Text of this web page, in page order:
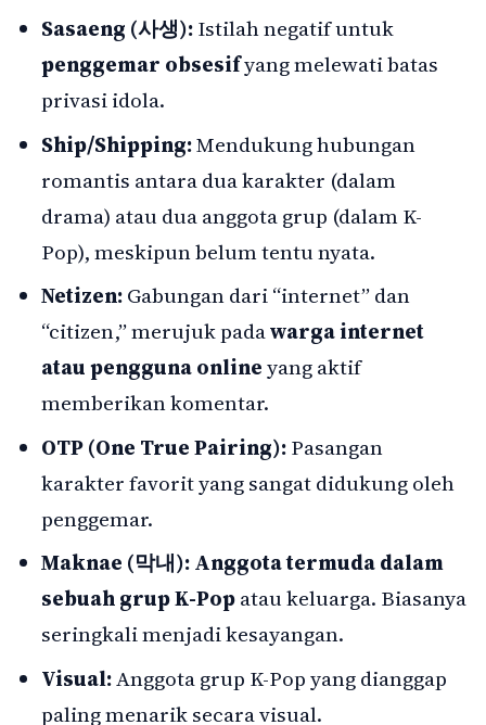
Sasaeng (사생):Istilah negatif untuk
penggemar obsesifyang melewati batas
privasi idola.
Ship/Shipping:Mendukung hubungan
romantis antara dua karakter (dalam
drama) atau dua anggota grup (dalam K-
Pop), meskipun belum tentu nyata.
Netizen:Gabungan dari “internet” dan
“citizen,” merujuk padawarga internet
atau pengguna onlineyang aktif
memberikan komentar.
OTP (One True Pairing):Pasangan
karakter favorit yang sangat didukung oleh
penggemar.
Maknae (막내):Anggota termuda dalam
sebuah grup K-Popatau keluarga. Biasanya
seringkali menjadi kesayangan.
Visual:Anggota grup K-Pop yang dianggap
paling menarik secara visual.